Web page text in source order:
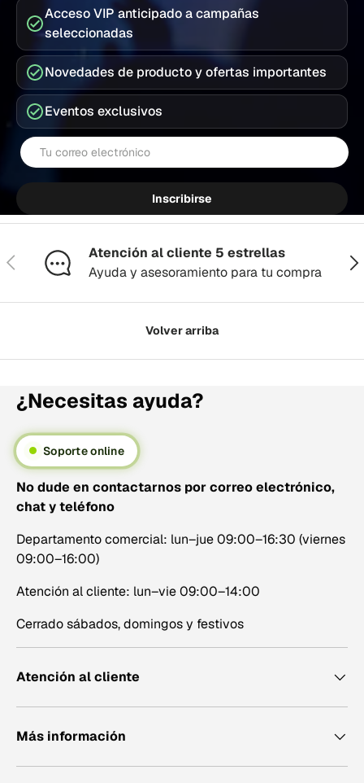
Acceso VIP anticipado a campañas
seleccionadas
Novedades de producto y ofertas importantes
Eventos exclusivos
Correo electrónico
Inscribirse
Anterior
Atención al cliente 5 estrellas
Ayuda y asesoramiento para tu compra
Volver arriba
¿Necesitas ayuda?
Soporte online
No dude en contactarnos por correo electrónico,
chat y teléfono
Departamento comercial: lun–jue 09:00–16:30 (viernes
09:00–16:00)
Atención al cliente: lun–vie 09:00–14:00
Cerrado sábados, domingos y festivos
Atención al cliente
Más información